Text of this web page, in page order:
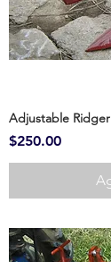
Adjustable
Precio
$250.00